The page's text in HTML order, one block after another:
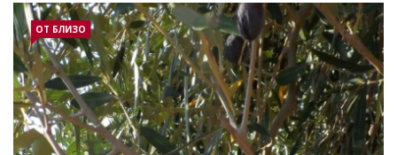
ОТ БЛИЗО